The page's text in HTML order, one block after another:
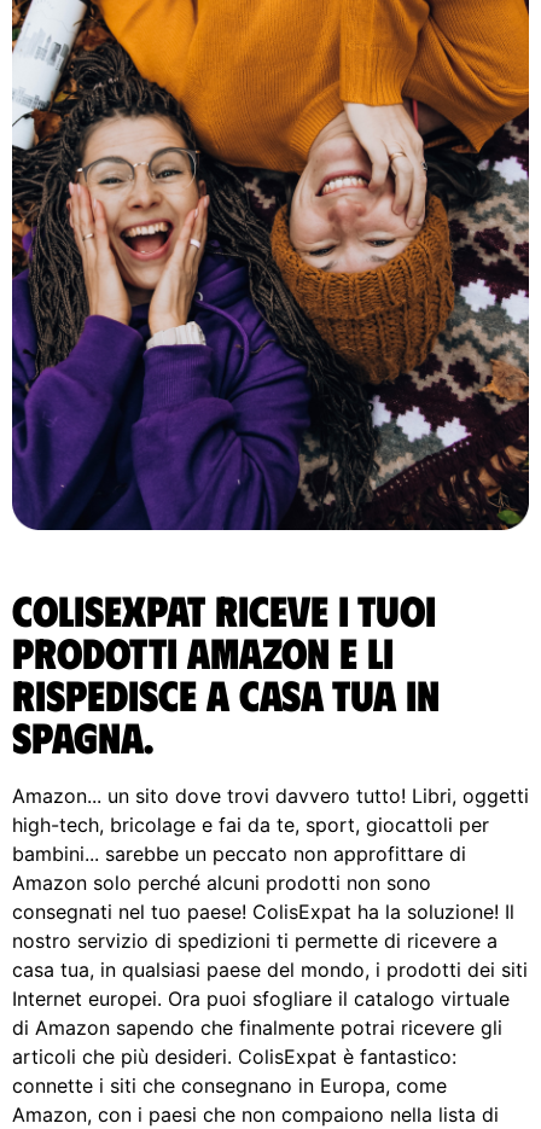
ColisExpat riceve i tuoi
prodotti Amazon e li
rispedisce A casa tua in
Spagna.
Amazon... un sito dove trovi davvero tutto! Libri, oggetti
high-tech, bricolage e fai da te, sport, giocattoli per
bambini... sarebbe un peccato non approfittare di
Amazon solo perché alcuni prodotti non sono
consegnati nel tuo paese! ColisExpat ha la soluzione! Il
nostro servizio di spedizioni ti permette di ricevere a
casa tua, in qualsiasi paese del mondo, i prodotti dei siti
Internet europei. Ora puoi sfogliare il catalogo virtuale
di Amazon sapendo che finalmente potrai ricevere gli
articoli che più desideri. ColisExpat è fantastico:
connette i siti che consegnano in Europa, come
Amazon, con i paesi che non compaiono nella lista di